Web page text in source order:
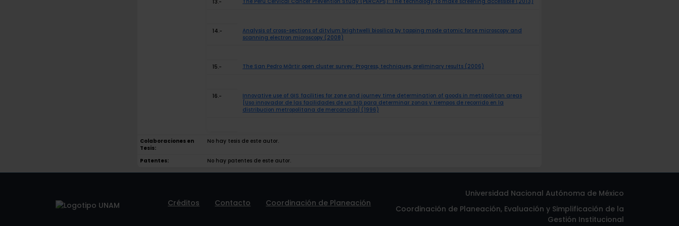
13.-
14.-
Analysis of cross-sections of ditylum brightwelli biosilica by tapping mode atomic force microscopy and
scanning electron microscopy (2008)
15.- The San Pedro Màrtir open cluster survey: Progress, techniques, preliminary results (2006)
16.-
Innovative use of GIS facilities for zone and journey time determination of goods in metropolitan areas
[Uso innovador de las facilidades de un SIG para determinar zonas y tiempos de recorrido en la
distribucion metropolitana de mercancias] (1996)
Colaboraciones en
Tesis:
No hay tesis de este autor.
Patentes: No hay patentes de este autor.
Créditos Contacto Coordinación de Planeación
Universidad Nacional Autónoma de México
Coordinación de Planeación, Evaluación y Simplificación de la
Gestión Institucional